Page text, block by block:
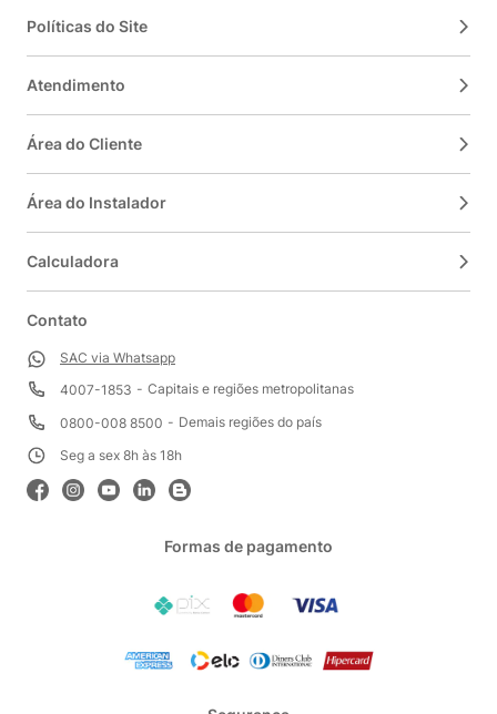
Políticas do Site
Atendimento
Área do Cliente
Área do Instalador
Calculadora
Contato
SAC via Whatsapp
4007-1853
Capitais e regiões metropolitanas
0800-008 8500
Demais regiões do país
Seg a sex 8h às 18h
Formas de pagamento